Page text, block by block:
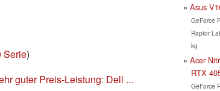
Serie)
guter Preis-Leistung: Dell ...
Asus
GeForce
Raptor
kg
Acer
RTX
GeForce